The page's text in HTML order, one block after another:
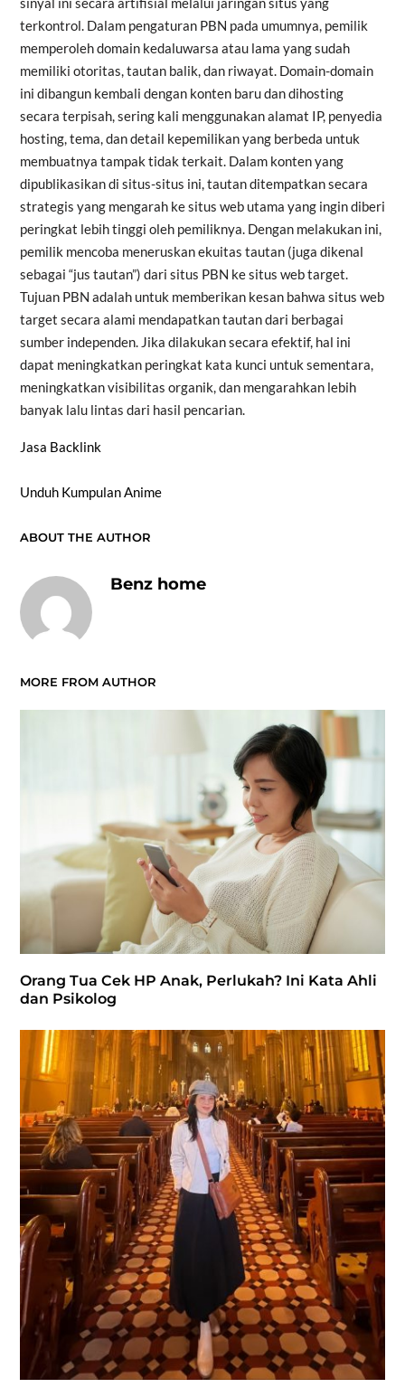
terkontrol. Dalam pengaturan PBN pada umumnya, pemilik
memperoleh domain kedaluwarsa atau lama yang sudah
memiliki otoritas, tautan balik, dan riwayat. Domain-domain
ini dibangun kembali dengan konten baru dan dihosting
secara terpisah, sering kali menggunakan alamat IP, penyedia
hosting, tema, dan detail kepemilikan yang berbeda untuk
membuatnya tampak tidak terkait. Dalam konten yang
dipublikasikan di situs-situs ini, tautan ditempatkan secara
strategis yang mengarah ke situs web utama yang ingin diberi
peringkat lebih tinggi oleh pemiliknya. Dengan melakukan ini,
pemilik mencoba meneruskan ekuitas tautan (juga dikenal
sebagai “jus tautan”) dari situs PBN ke situs web target.
Tujuan PBN adalah untuk memberikan kesan bahwa situs web
target secara alami mendapatkan tautan dari berbagai
sumber independen. Jika dilakukan secara efektif, hal ini
dapat meningkatkan peringkat kata kunci untuk sementara,
meningkatkan visibilitas organik, dan mengarahkan lebih
banyak lalu lintas dari hasil pencarian.
Jasa Backlink
Unduh Kumpulan Anime
ABOUT THE AUTHOR
Benz home
MORE FROM AUTHOR
Orang Tua Cek HP Anak, Perlukah? Ini Kata Ahli
dan Psikolog